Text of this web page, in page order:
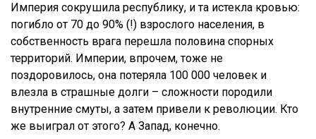
Империя сокрушила республику, и та истекла кровью:
погибло от 70 до 90% (!) взрослого населения, в
собственность врага перешла половина спорных
территорий. Империи, впрочем, тоже не
поздоровилось, она потеряла 100 000 человек и
влезла в страшные долги – сложности породили
внутренние смуты, а затем привели к революции. Кто
же выиграл от этого? А Запад, конечно.